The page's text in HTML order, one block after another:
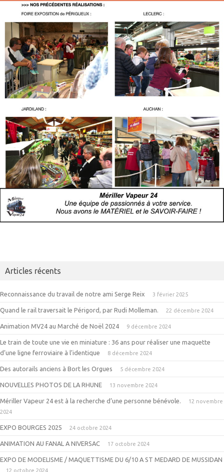
Articles récents
Reconnaissance du travail de notre ami Serge Reix 3 février 2025
Quand le rail traversait le Périgord, par Rudi Molleman. 22 décembre 2024
Animation MV24 au Marché de Noël 2024 9 décembre 2024
Le train de toute une vie en miniature : 36 ans pour réaliser une maquette
d’une ligne ferroviaire à l’identique
8 décembre 2024
Des autorails anciens à Bort les Orgues 5 décembre 2024
NOUVELLES PHOTOS DE LA RHUNE 13 novembre 2024
Mériller Vapeur 24 est à la recherche d’une personne bénévole.
12 novembre
2024
EXPO BOURGES 2025 24 octobre 2024
ANIMATION AU FANAL A NIVERSAC 17 octobre 2024
EXPO DE MODELISME / MAQUETTISME DU 6/10 A ST MEDARD DE MUSSIDAN
12 octobre 2024